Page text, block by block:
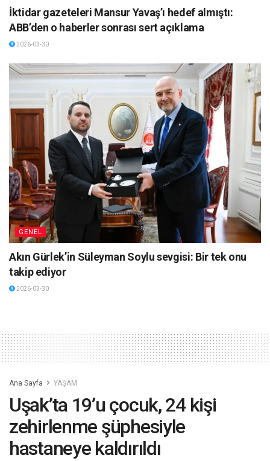
İktidar gazeteleri Mansur Yavaş’ı hedef almıştı:
ABB’den o haberler sonrası sert açıklama
2026-03-30
GENEL
Akın Gürlek’in Süleyman Soylu sevgisi: Bir tek onu
takip ediyor
2026-03-30
Ana Sayfa YAŞAM
Uşak’ta 19’u çocuk, 24 kişi
zehirlenme şüphesiyle
hastaneye kaldırıldı